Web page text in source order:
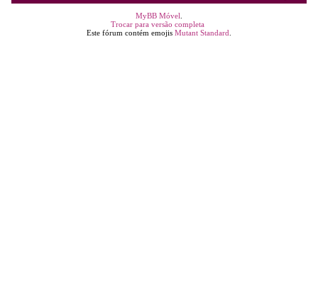
MyBB Móvel
Trocar para versão completa
Este fórum contém emojis Mutant Standard